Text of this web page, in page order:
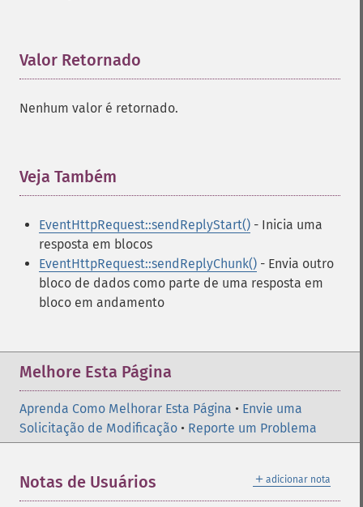
Valor Retornado
Nenhum valor é retornado.
Veja Também
EventHttpRequest::sendReplyStart() - Inicia uma
resposta em blocos
EventHttpRequest::sendReplyChunk() - Envia outro
bloco de dados como parte de uma resposta em
bloco em andamento
Melhore Esta Página
Aprenda Como Melhorar Esta Página • Envie uma
Solicitação de Modificação • Reporte um Problema
＋ adicionar nota
Notas de Usuários